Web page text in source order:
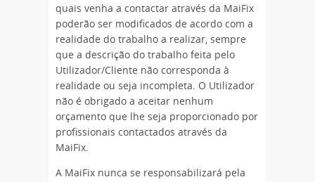
quais venha a contactar através da MaiFix
poderão ser modificados de acordo com a
realidade do trabalho a realizar, sempre
que a descrição do trabalho feita pelo
Utilizador/Cliente não corresponda à
realidade ou seja incompleta. O Utilizador
não é obrigado a aceitar nenhum
orçamento que lhe seja proporcionado por
profissionais contactados através da
MaiFix.
A MaiFix nunca se responsabilizará pela